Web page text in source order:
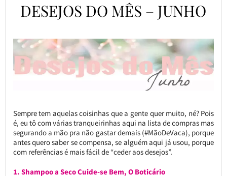
DESEJOS DO MÊS – JUNHO
Sempre tem aquelas coisinhas que a gente quer muito, né? Pois
é, eu tô com várias tranqueirinhas aqui na lista de compras mas
segurando a mão pra não gastar demais (#MãoDeVaca), porque
antes quero saber se compensa, se alguém aqui já usou, porque
com referências é mais fácil de “ceder aos desejos”.
1. Shampoo a Seco Cuide-se Bem, O Boticário